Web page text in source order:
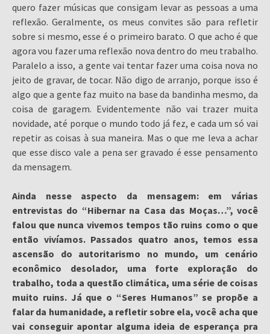
quero fazer músicas que consigam levar as pessoas a uma
reflexão. Geralmente, os meus convites são para refletir
sobre si mesmo, esse é o primeiro barato. O que acho é que
agora vou fazer uma reflexão nova dentro do meu trabalho.
Paralelo a isso, a gente vai tentar fazer uma coisa nova no
jeito de gravar, de tocar. Não digo de arranjo, porque isso é
algo que a gente faz muito na base da bandinha mesmo, da
coisa de garagem. Evidentemente não vai trazer muita
novidade, até porque o mundo todo já fez, e cada um só vai
repetir as coisas à sua maneira. Mas o que me leva a achar
que esse disco vale a pena ser gravado é esse pensamento
da mensagem.
Ainda nesse aspecto da mensagem: em várias
entrevistas do “Hibernar na Casa das Moças…”, você
falou que nunca vivemos tempos tão ruins como o que
então vivíamos. Passados quatro anos, temos essa
ascensão do autoritarismo no mundo, um cenário
econômico desolador, uma forte exploração do
trabalho, toda a questão climática, uma série de coisas
muito ruins. Já que o “Seres Humanos” se propõe a
falar da humanidade, a refletir sobre ela, você acha que
vai conseguir apontar alguma ideia de esperança pra